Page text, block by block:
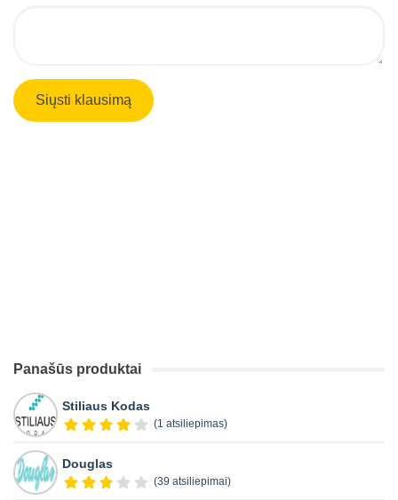
Panašūs produktai
Stiliaus Kodas
(1 atsiliepimas)
Douglas
(39 atsiliepimai)